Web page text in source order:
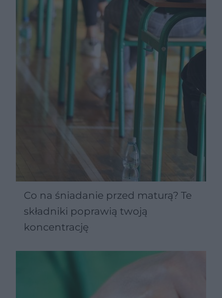
Co na śniadanie przed maturą? Te
składniki poprawią twoją
koncentrację